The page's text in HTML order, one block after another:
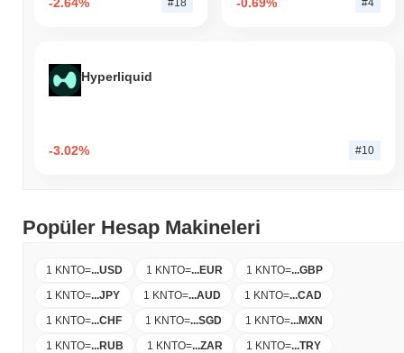
Hyperliquid
-3.02% #10
Popüler Hesap Makineleri
1 KNTO=...USD 1 KNTO=...EUR 1 KNTO=...GBP
1 KNTO=...JPY 1 KNTO=...AUD 1 KNTO=...CAD
1 KNTO=...CHF 1 KNTO=...SGD 1 KNTO=...MXN
1 KNTO=...RUB 1 KNTO=...ZAR 1 KNTO=...TRY